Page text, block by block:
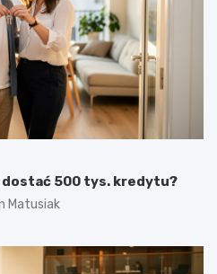
500 tys. kredytu?
Matusiak